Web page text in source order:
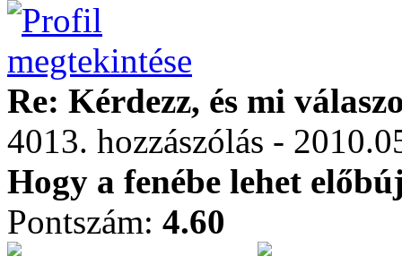
Re: Kérdezz, és mi
4013. hozzászólás -
Hogy a fenébe lehet
Pontszám: 4.60